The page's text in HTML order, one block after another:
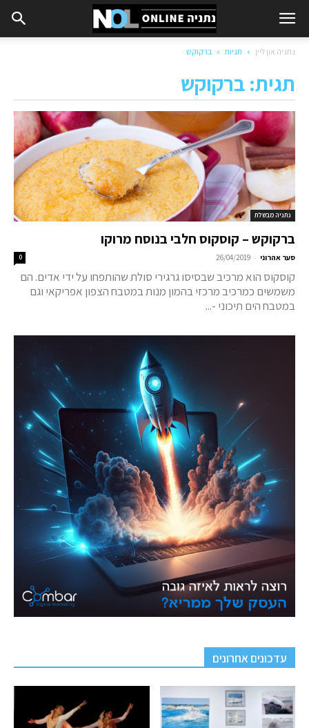
נתניה און ליין תגיות ברקוקש
תגית: ברקוקש
נתניה מבשלת
ברקוקש – קוסקוס חלבי בנוסח מרוקו
סער אהרוני -
26/04/2019
0
קוסקוס הוא מרכיב שבסיסו גרגירי סולת שהותפחו על ידי אדים. הם
משמשים כמרכיב מרכזי בהמון מנות במטבח הצפון אפריקאי וגם
במטבח הים תיכוני -...
עדכונים אחרונים